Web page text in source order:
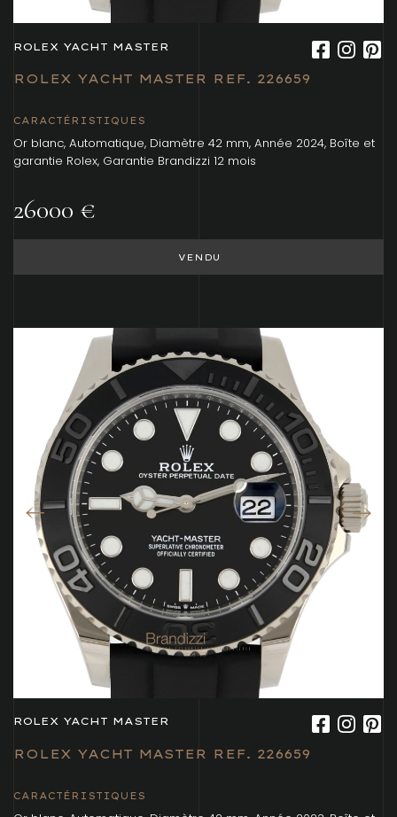
ROLEX YACHT MASTER
ROLEX YACHT MASTER REF. 226659
CARACTÉRISTIQUES
Or blanc, Automatique, Diamètre 42 mm, Année 2024, Boîte et
garantie Rolex, Garantie Brandizzi 12 mois
26000 €
VENDU
ROLEX YACHT MASTER
ROLEX YACHT MASTER REF. 226659
CARACTÉRISTIQUES